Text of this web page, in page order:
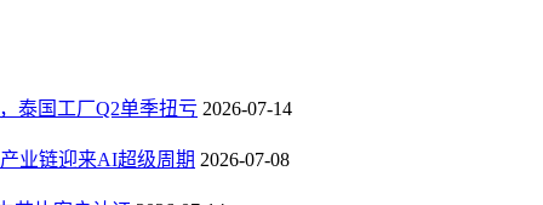
泰国工厂Q2单季扭亏 2026-07-14
业链迎来AI超级周期 2026-07-08